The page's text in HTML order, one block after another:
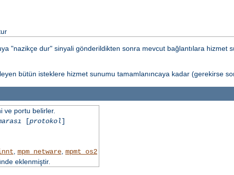
"nazikçe dur" sinyali gönderildikten sonra mevcut bağlantılara hizmet
bütün isteklere hizmet sunumu tamamlanıncaya kadar (gerekirse
ve portu belirler.
[protokol]
mpm_netware, mpmt_os2
eklenmiştir.